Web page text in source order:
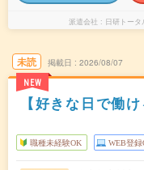
派遣会社 日研トー
未読
NEW
掲載日 2026/08/07
【好きな日で働
職種未経験OK WEB登録